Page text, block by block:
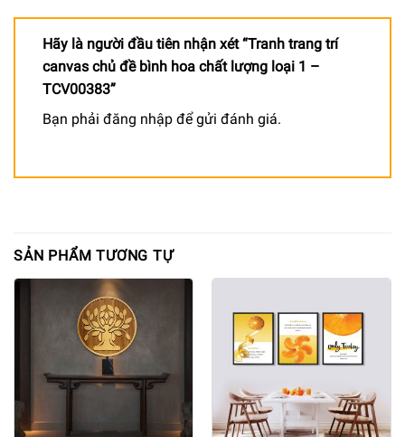
Hãy là người đầu tiên nhận xét “Tranh trang trí
canvas chủ đề bình hoa chất lượng loại 1 –
TCV00383”
Bạn phải đăng nhập để gửi đánh giá.
SẢN PHẨM TƯƠNG TỰ